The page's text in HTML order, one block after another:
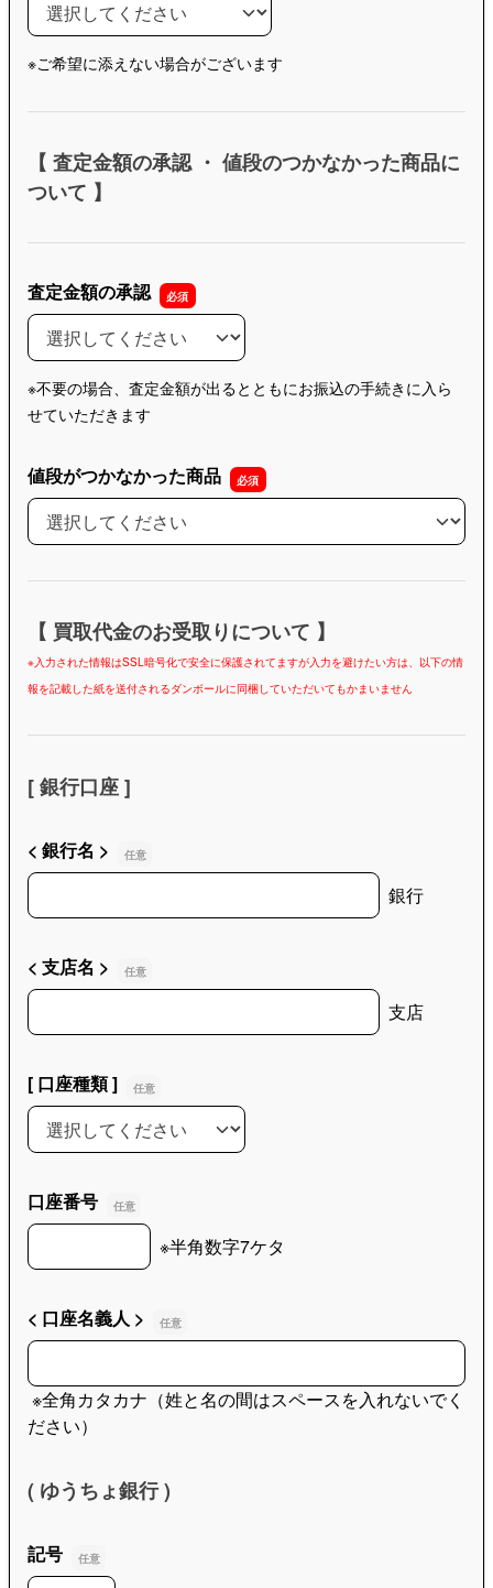
※ご希望に添えない場合がございます
【 査定金額の承認 ・ 値段のつかなかった商品に
ついて 】
査定金額の承認
査定金額の承認
※不要の場合、査定金額が出るとともにお振込の手続きに入ら
せていただきます
値段がつかなかった商品
値段がつかなかった商品
【 買取代金のお受取りについて 】
※入力された情報はSSL暗号化で安全に保護されてますが入力を避けたい方は、以下の情
報を記載した紙を送付されるダンボールに同梱していただいてもかまいません
[ 銀行口座 ]
< 銀行名 >
< 銀行名 >
銀行
< 支店名 >
< 支店名 >
支店
[ 口座種類 ]
[ 口座種類 ]
口座番号
口座番号
※半角数字7ケタ
< 口座名義人 >
< 口座名義人 >
※全角カタカナ（姓と名の間はスペースを入れないでく
ださい）
( ゆうちょ銀行 )
記号